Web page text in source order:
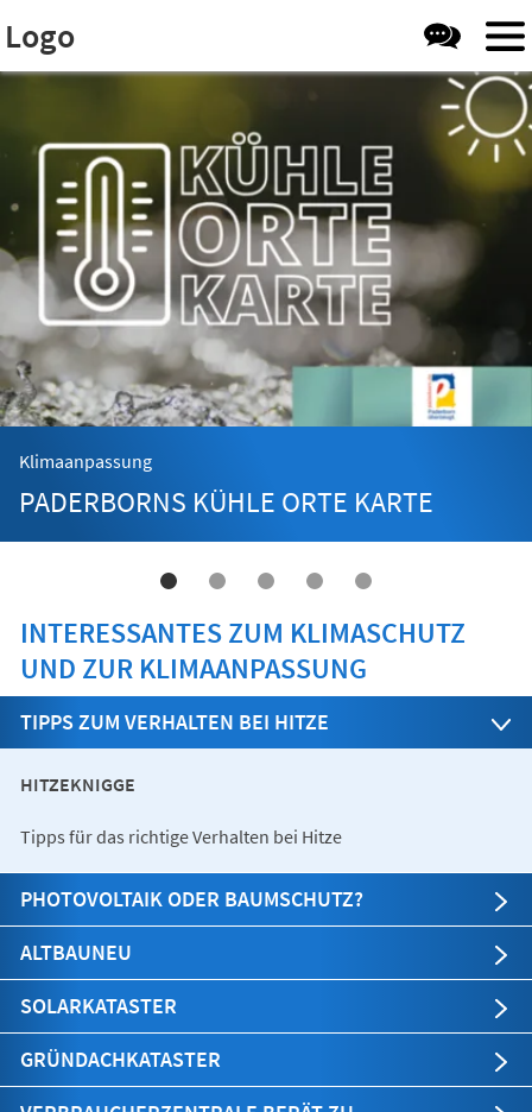
Assistenzsoftware
öffnen.
Logo
Klimaanpassung
PADERBORNS KÜHLE ORTE KARTE
INTERESSANTES ZUM KLIMASCHUTZ
UND ZUR KLIMAANPASSUNG
TIPPS ZUM VERHALTEN BEI HITZE
HITZEKNIGGE
Tipps für das richtige Verhalten bei Hitze
PHOTOVOLTAIK ODER BAUMSCHUTZ?
ALTBAUNEU
SOLARKATASTER
GRÜNDACHKATASTER